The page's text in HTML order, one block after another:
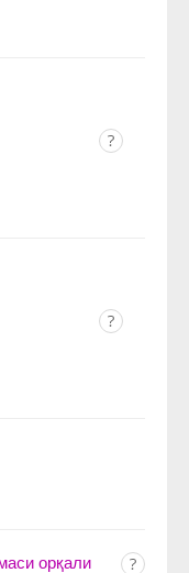
орқали